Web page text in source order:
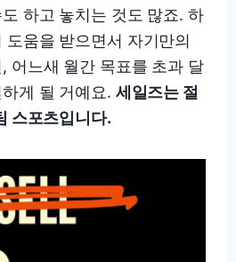
하고 놓치는 것도 많죠. 하
도움을 받으면서 자기만의
어느새 월간 목표를 초과 달
게 될 거예요. 세일즈는 절
스포츠입니다.